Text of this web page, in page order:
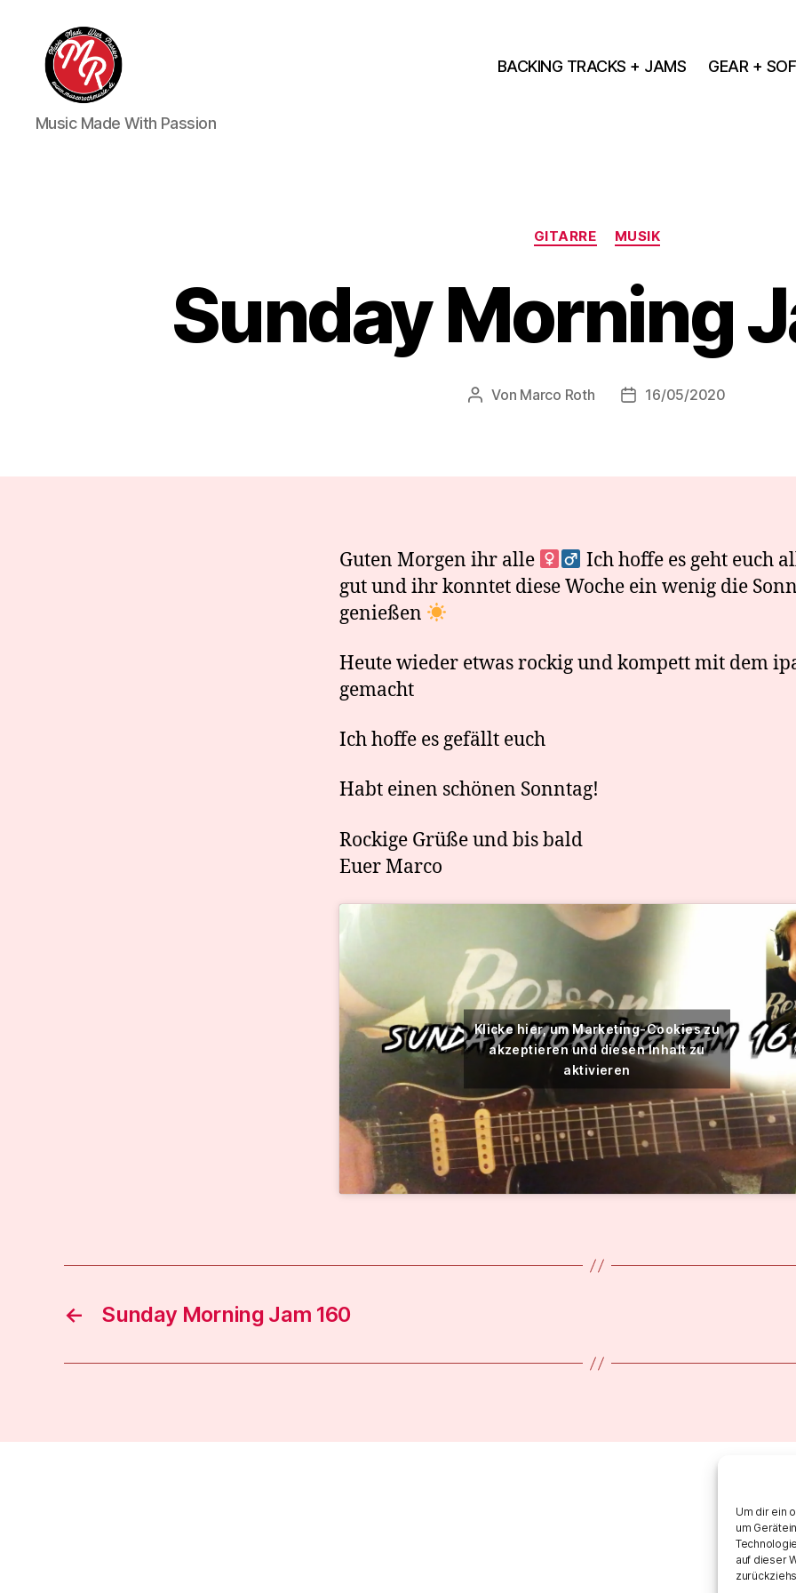
Um dir ein
um
auf dieser
Marco
Roth
Music Made With Passion
BACKING TRACKS + JAMS GEAR +
Kategorien
GITARRE MUSIK
Sunday Morning
Beitragsautor
Von Marco Roth Veröffentlichungsdatum
16/05/2020
Guten Morgen ihr alle ‍
Ich hoffe es geht euch
gut und ihr konntet diese Woche ein wenig die
genießen
Heute wieder etwas rockig und kompett mit dem
gemacht
Ich hoffe es gefällt euch
Habt einen schönen Sonntag!
Rockige Grüße und bis bald
Euer Marco
Klicke hier, um Marketing-Cookies zu
akzeptieren und diesen Inhalt zu
aktivieren
← Sunday Morning Jam 160